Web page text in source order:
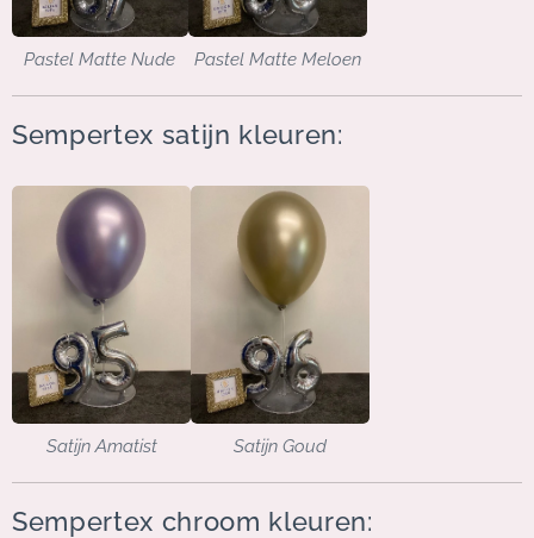
Pastel Matte Nude Pastel Matte Meloen
Sempertex satijn kleuren:
Satijn Amatist Satijn Goud
Sempertex chroom kleuren: